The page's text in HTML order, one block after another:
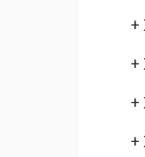
+
+
+
+